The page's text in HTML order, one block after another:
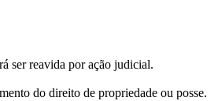
ser reavida por ação judicial.
do direito de propriedade ou posse.